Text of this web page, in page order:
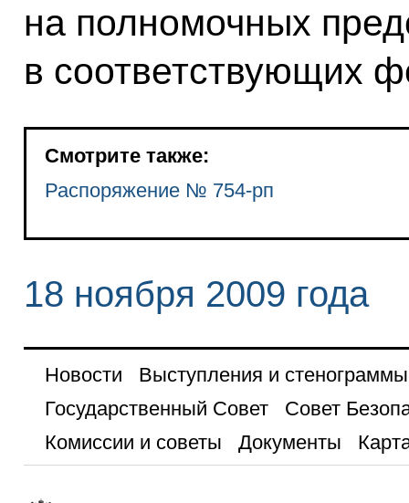
на полномочных
в соответствующих
Смотрите также:
Распоряжение № 754-рп
18 ноября 2009 года
Новости
Выступления и стенограммы
Государственный Совет
Совет
Комиссии и советы
Документы